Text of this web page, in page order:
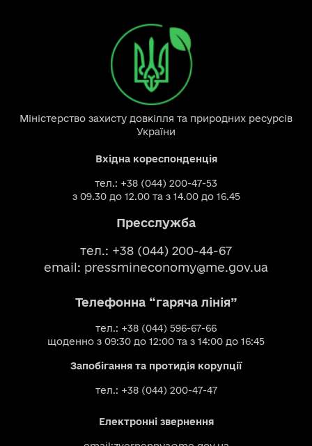
Міністерство захисту довкілля та природних ресурсів
України
Вхідна кореспонденція
тел.: +38 (044) 200-47-53
з 09.30 до 12.00 та з 14.00 до 16.45
Пресслужба
тел.: +38 (044) 200-44-67
email: pressmineconomy@me.gov.ua
Телефонна “гаряча лінія”
тел.: +38 (044) 596-67-66
щоденно з 09:30 до 12:00 та з 14:00 до 16:45
Запобігання та протидія корупції
тел.: +38 (044) 200-47-47
Електронні звернення